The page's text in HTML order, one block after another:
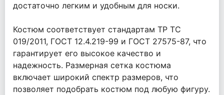
достаточно легким и удобным для носки.
Костюм соответствует стандартам ТР ТС
019/2011, ГОСТ 12.4.219-99 и ГОСТ 27575-87, что
гарантирует его высокое качество и
надежность. Размерная сетка костюма
включает широкий спектр размеров, что
позволяет подобрать костюм под любую фигуру.